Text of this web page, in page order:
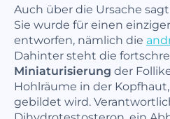
Auch über die Ursache
Sie wurde für einen
entworfen, nämlich die
Dahinter steht die
Miniaturisierung der
Hohlräume in der
gebildet wird.